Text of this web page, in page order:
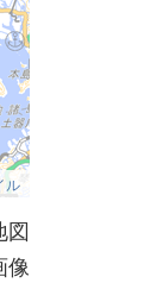
ル
図
像